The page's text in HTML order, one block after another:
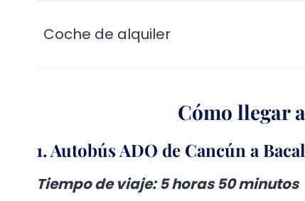
Coche de alquiler
Cómo llegar
1. Autobús ADO de Cancún a
Tiempo de viaje: 5 horas 50 minutos